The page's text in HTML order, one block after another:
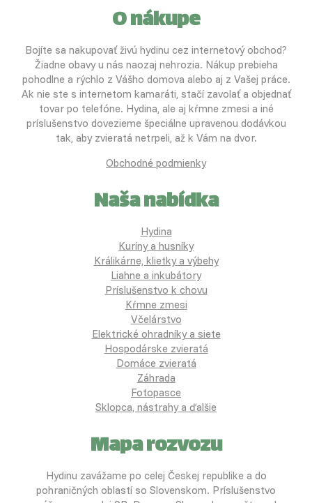
O nákupe
Bojíte sa nakupovať živú hydinu cez internetový obchod?
Žiadne obavy u nás naozaj nehrozia. Nákup prebieha
pohodlne a rýchlo z Vášho domova alebo aj z Vašej práce.
Ak nie ste s internetom kamaráti, stačí zavolať a objednať
tovar po telefóne. Hydina, ale aj kŕmne zmesi a iné
príslušenstvo dovezieme špeciálne upravenou dodávkou
tak, aby zvieratá netrpeli, až k Vám na dvor.
Obchodné podmienky
Naša nabídka
Hydina
Kuríny a husníky
Králikárne, klietky a výbehy
Liahne a inkubátory
Príslušenstvo k chovu
Kŕmne zmesi
Včelárstvo
Elektrické ohradníky a siete
Hospodárske zvieratá
Domáce zvieratá
Záhrada
Fotopasce
Sklopca, nástrahy a ďalšie
Mapa rozvozu
Hydinu zavážame po celej Českej republike a do
pohraničných oblastí so Slovenskom. Príslušenstvo